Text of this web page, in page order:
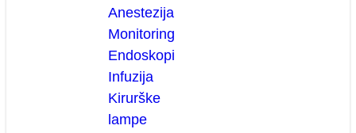
Anestezija
Monitoring
Endoskopi
Infuzija
Kirurške
lampe